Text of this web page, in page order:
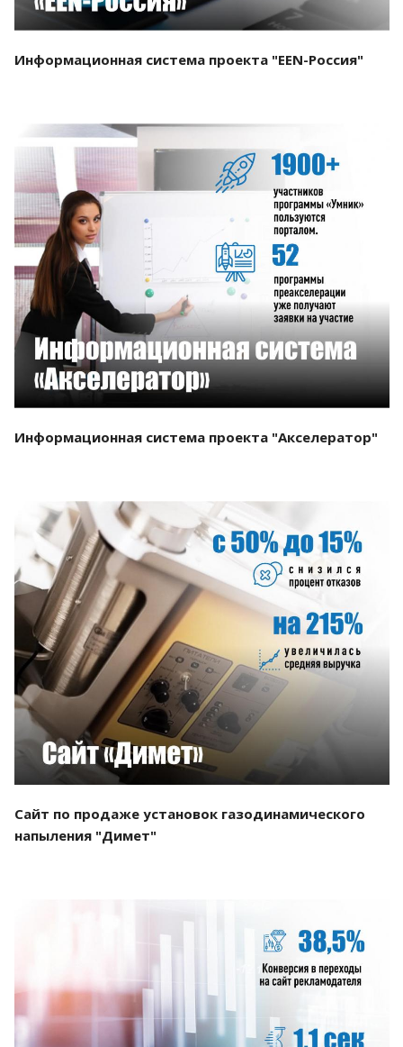
Информационная система проекта "EEN-Россия"
Смотреть проект
Информационная система проекта "Акселератор"
Смотреть проект
Сайт по продаже установок газодинамического
напыления "Димет"